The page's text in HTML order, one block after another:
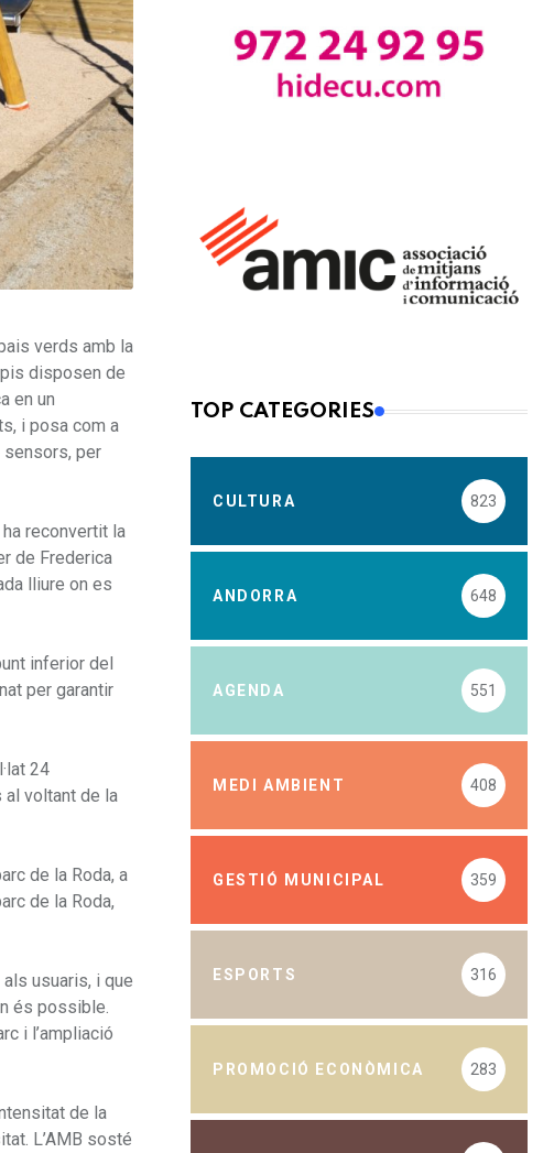
verds amb la
disposen de
en un
i posa com a
sensors, per
reconvertit la
de Frederica
lliure on es
inferior del
per garantir
24
al voltant de la
de la Roda, a
de la Roda,
usuaris, i que
és possible.
i l’ampliació
de la
L’AMB sosté
TOP CATEGORIES
CULTURA 823
ANDORRA 648
AGENDA 551
MEDI AMBIENT 408
GESTIÓ MUNICIPAL 359
ESPORTS 316
PROMOCIÓ ECONÒMICA 283